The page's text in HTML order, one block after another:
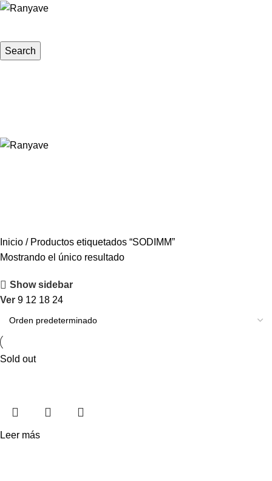
Search
Inicio
Productos etiquetados “SODIMM”
Mostrando el único resultado
Show sidebar
Ver 9 12 18 24
Sold out
Leer más